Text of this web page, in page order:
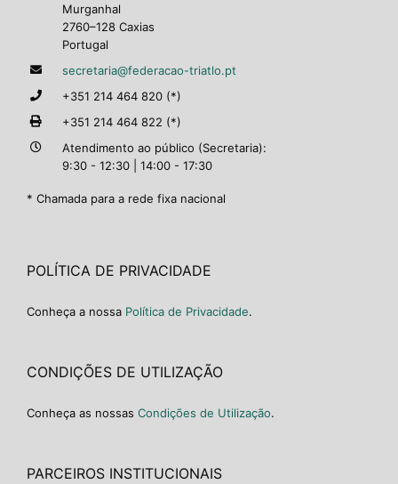
Murganhal
2760–128 Caxias
Portugal
secretaria@federacao-triatlo.pt
+351 214 464 820 (*)
+351 214 464 822 (*)
Atendimento ao público (Secretaria):
9:30 - 12:30 | 14:00 - 17:30
* Chamada para a rede fixa nacional
POLÍTICA DE PRIVACIDADE
Conheça a nossa Política de Privacidade.
CONDIÇÕES DE UTILIZAÇÃO
Conheça as nossas Condições de Utilização.
PARCEIROS INSTITUCIONAIS